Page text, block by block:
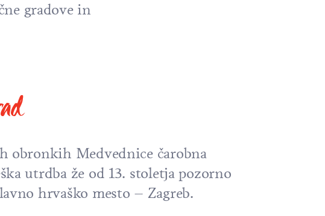
gradove in
obronkih Medvednice čarobna
utrdba že od 13. stoletja pozorno
hrvaško mesto – Zagreb.